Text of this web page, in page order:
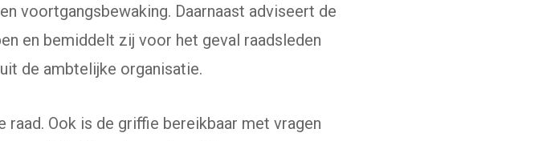
voortgangsbewaking. Daarnaast adviseert de
en bemiddelt zij voor het geval raadsleden
de ambtelijke organisatie.
Ook is de griffie bereikbaar met vragen